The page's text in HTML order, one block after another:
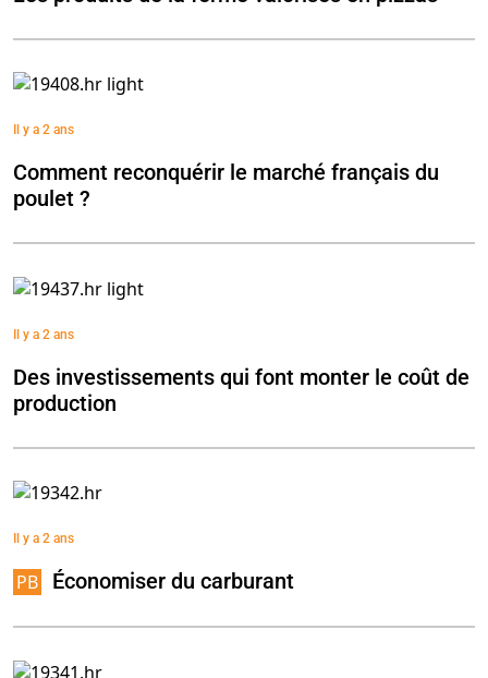
Il y a 2 ans
Comment reconquérir le marché français du
poulet ?
Il y a 2 ans
Des investissements qui font monter le coût de
production
Il y a 2 ans
Économiser du carburant